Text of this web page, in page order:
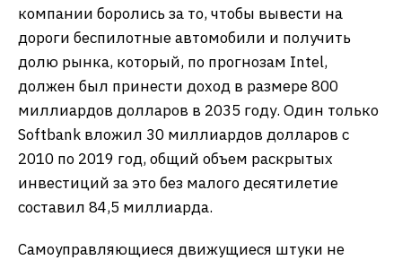
компании боролись за то, чтобы вывести на
дороги беспилотные автомобили и получить
долю рынка, который, по прогнозам Intel,
должен был принести доход в размере 800
миллиардов долларов в 2035 году. Один только
Softbank вложил 30 миллиардов долларов с
2010 по 2019 год, общий объем раскрытых
инвестиций за это без малого десятилетие
составил 84,5 миллиарда.
Самоуправляющиеся движущиеся штуки не